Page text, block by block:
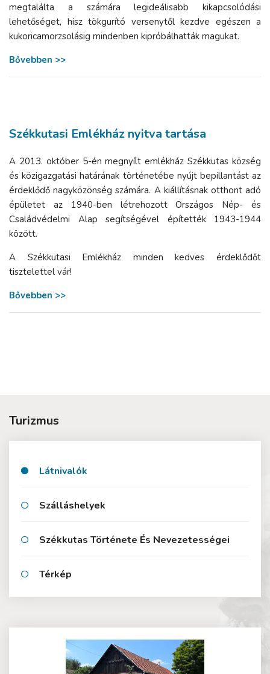
megtalálta a számára legideálisabb kikapcsolódási
lehetőséget, hisz tökgurító versenytől kezdve egészen a
kukoricamorzsolásig mindenben kipróbálhatták magukat.
Bővebben >>
Székkutasi Emlékház nyitva tartása
A 2013. október 5-én megnyílt emlékház Székkutas község
és közigazgatási határának történetébe nyújt bepillantást az
érdeklődő nagyközönség számára. A kiállításnak otthont adó
épületet az 1940-ben létrehozott Országos Nép- és
Családvédelmi Alap segítségével építették 1943-1944
között.
A Székkutasi Emlékház minden kedves érdeklődőt
tisztelettel vár!
Bővebben >>
Turizmus
Látnivalók
Szálláshelyek
Székkutas Története És Nevezetességei
Térkép